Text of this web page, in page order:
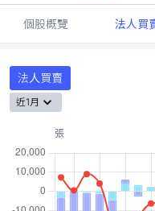
個股概覽 法人買
法人買賣
近1月